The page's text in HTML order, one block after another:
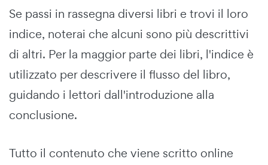
Se passi in rassegna diversi libri e trovi il loro
indice, noterai che alcuni sono più descrittivi
di altri. Per la maggior parte dei libri, l'indice è
utilizzato per descrivere il flusso del libro,
guidando i lettori dall'introduzione alla
conclusione.
Tutto il contenuto che viene scritto online